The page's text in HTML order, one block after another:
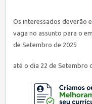
Os interessados deverão
vaga no assunto para o
de Setembro de 2025
até o dia 22 de Setembro